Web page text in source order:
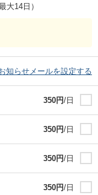
大14日）
知らせメールを設定する
350円/日
350円/日
350円/日
350円/日